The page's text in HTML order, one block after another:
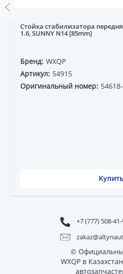
Стойка стабилизатора
1.6, SUNNY N14 [85mm]
Бренд: WXQP
Артикул: 54915
Оригинальный номер:
Купить
+7 (777) 508-
©
WXQP в